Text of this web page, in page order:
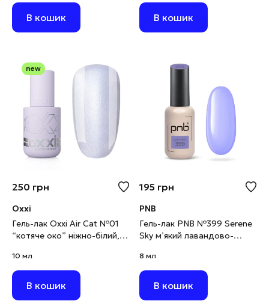
В кошик В кошик
new
250 грн
Oxxi
Гель-лак Oxxi Air Cat №01
“котяче око” ніжно-білий,
10 мл
В кошик
195 грн
PNB
Гель-лак PNB №399 Serene
Sky м’який лавандово-
8 мл
В кошик